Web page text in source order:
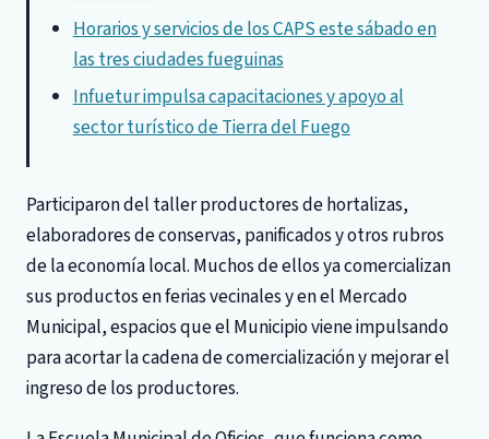
Horarios y servicios de los CAPS este sábado en
las tres ciudades fueguinas
Infuetur impulsa capacitaciones y apoyo al
sector turístico de Tierra del Fuego
Participaron del taller productores de hortalizas,
elaboradores de conservas, panificados y otros rubros
de la economía local. Muchos de ellos ya comercializan
sus productos en ferias vecinales y en el Mercado
Municipal, espacios que el Municipio viene impulsando
para acortar la cadena de comercialización y mejorar el
ingreso de los productores.